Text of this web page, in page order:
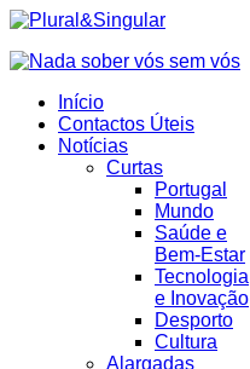
Início
Contactos Úteis
Notícias
Curtas
Portugal
Mundo
Saúde e
Bem-Estar
Tecnologia
e Inovação
Desporto
Cultura
Alargadas